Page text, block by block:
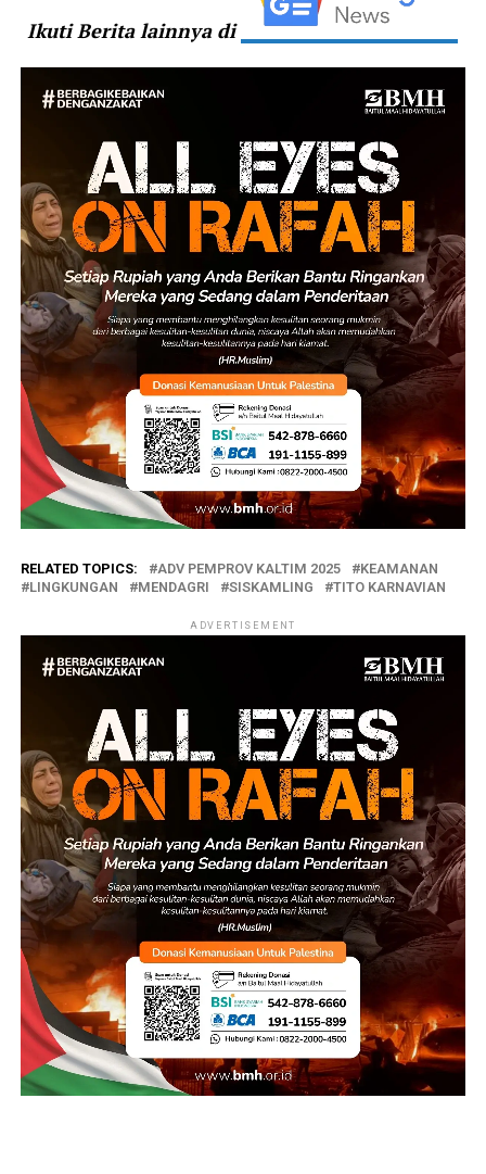
Ikuti Berita lainnya di
RELATED TOPICS: ADV PEMPROV KALTIM 2025
KEAMANAN
LINGKUNGAN
MENDAGRI SISKAMLING TITO KARNAVIAN
ADVERTISEMENT